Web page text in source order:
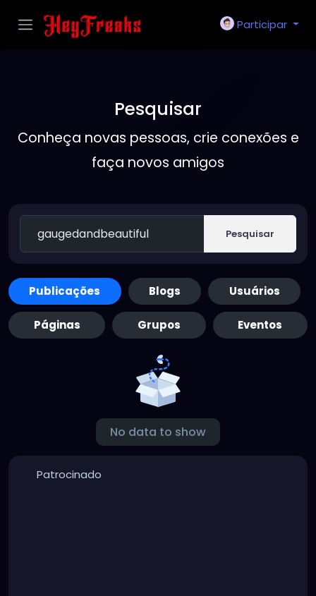
Participar
Pesquisar
Conheça novas pessoas, crie conexões e
faça novos amigos
Pesquisar
Publicações Blogs Usuários
Páginas Grupos Eventos
No data to show
Patrocinado